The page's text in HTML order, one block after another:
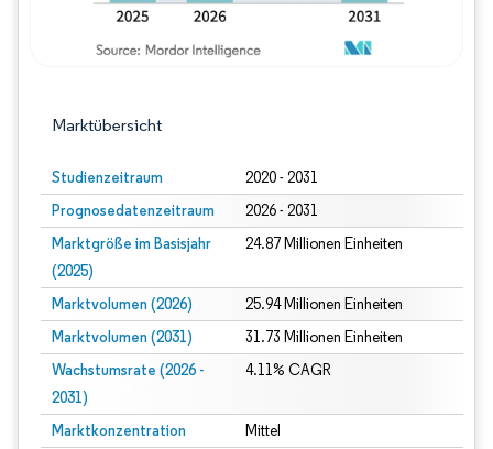
Marktübersicht
Studienzeitraum 2020 - 2031
Prognosedatenzeitraum 2026 - 2031
Marktgröße im Basisjahr
(2025)
24.87 Millionen Einheiten
Marktvolumen (2026) 25.94 Millionen Einheiten
Marktvolumen (2031) 31.73 Millionen Einheiten
Wachstumsrate (2026 -
2031)
4.11% CAGR
Marktkonzentration Mittel